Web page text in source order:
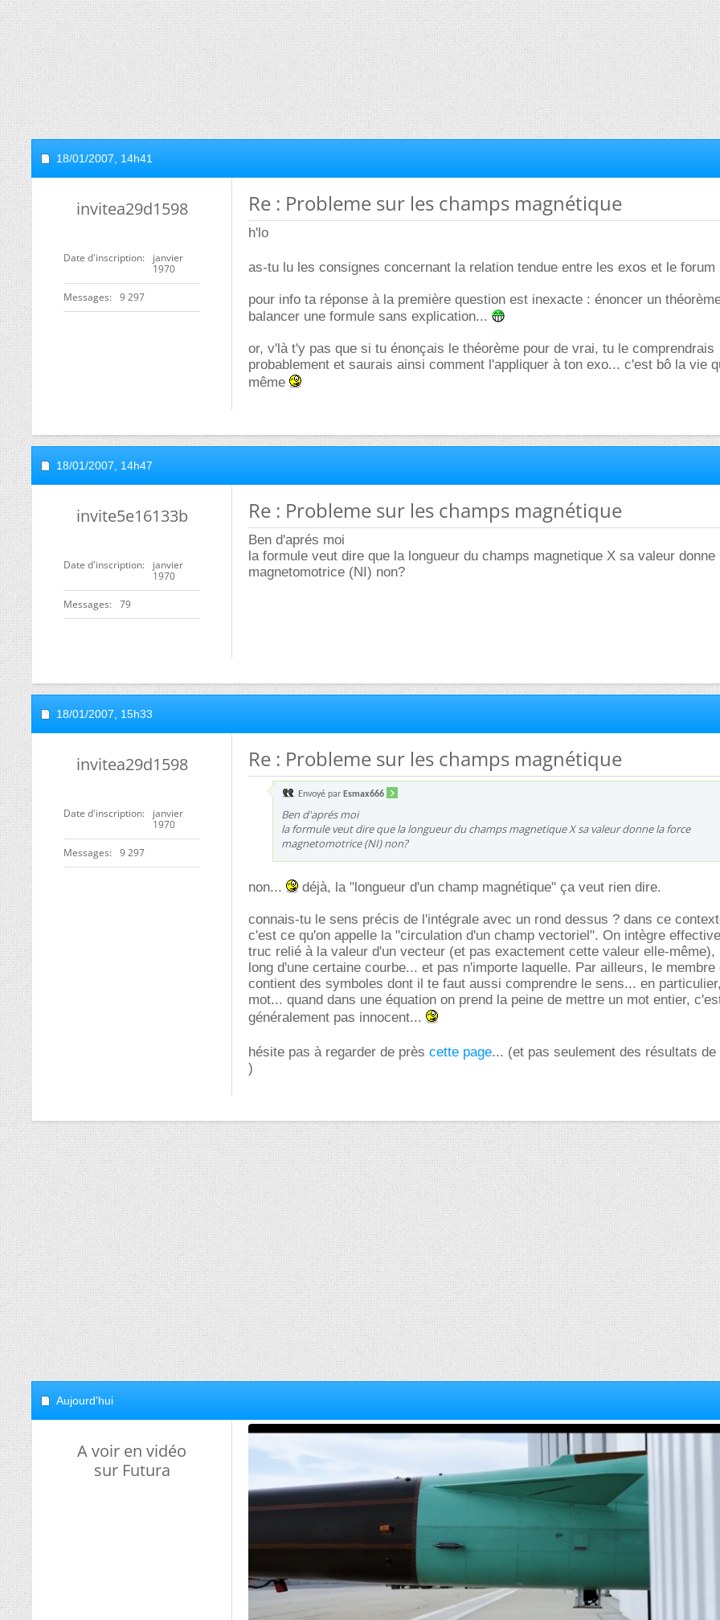
18/01/2007, 14h41
invitea29d1598
Date d'inscription
janvier
1970
Messages 9 297
Re : Probleme sur les champs magnétique
h'lo
as-tu lu les consignes concernant la relation tendue entre les exos et le
pour info ta réponse à la première question est inexacte : énoncer un
balancer une formule sans explication...
or, v'là t'y pas que si tu énonçais le théorème pour de vrai, tu le comprendrais
probablement et saurais ainsi comment l'appliquer à ton exo... c'est bô la vie
même
18/01/2007, 14h47
invite5e16133b
Date d'inscription
janvier
1970
Messages 79
Re : Probleme sur les champs magnétique
Ben d'aprés moi
la formule veut dire que la longueur du champs magnetique X sa valeur donne
magnetomotrice (NI) non?
18/01/2007, 15h33
invitea29d1598
Date d'inscription
janvier
1970
Messages 9 297
Re : Probleme sur les champs magnétique
Envoyé par Esmax666
Ben d'aprés moi
la formule veut dire que la longueur du champs magnetique X sa valeur donne la force
magnetomotrice (NI) non?
non... déjà, la "longueur d'un champ magnétique" ça veut rien dire.
connais-tu le sens précis de l'intégrale avec un rond dessus ? dans ce
c'est ce qu'on appelle la "circulation d'un champ vectoriel". On intègre
truc relié à la valeur d'un vecteur (et pas exactement cette valeur elle-même),
long d'une certaine courbe... et pas n'importe laquelle. Par ailleurs, le membre
contient des symboles dont il te faut aussi comprendre le sens... en
mot... quand dans une équation on prend la peine de mettre un mot entier,
généralement pas innocent...
hésite pas à regarder de près cette page... (et pas seulement des résultats
)
Aujourd'hui
A voir en vidéo
sur Futura